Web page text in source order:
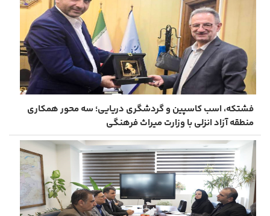
فشتکه، اسب کاسپین و گردشگری دریایی؛ سه محور همکاری
منطقه آزاد انزلی با وزارت میراث‌ فرهنگی